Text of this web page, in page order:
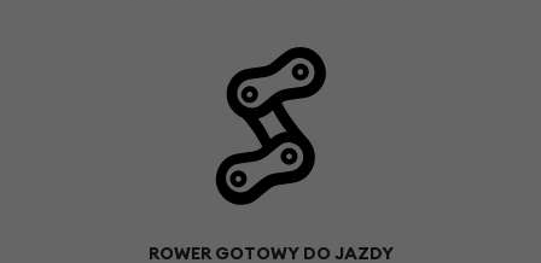
ROWER GOTOWY DO JAZDY